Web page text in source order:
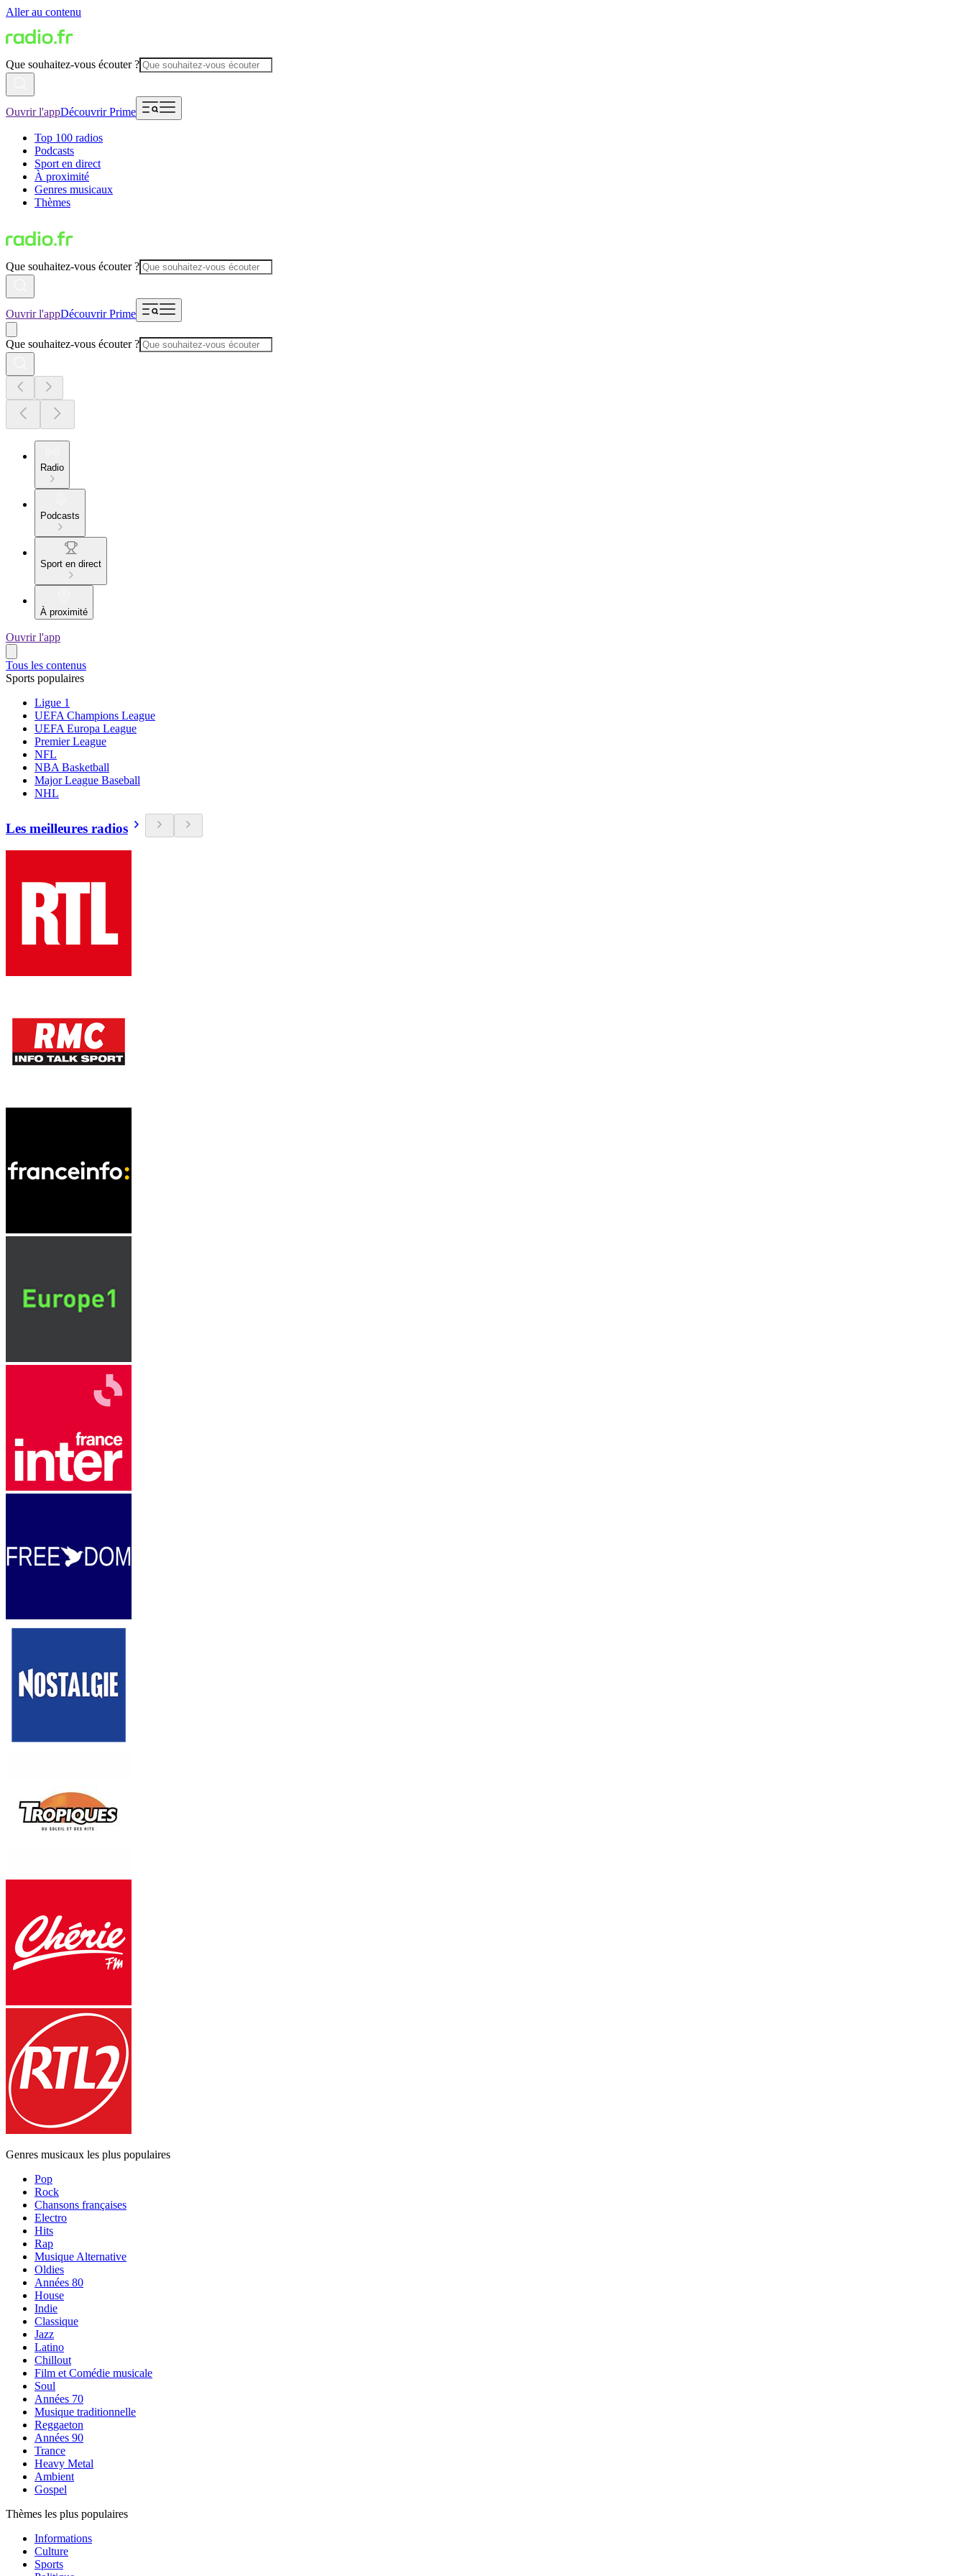
Aller au contenu
Que souhaitez-vous écouter ?
Ouvrir l'appDécouvrir Prime
Top 100 radios
Podcasts
Sport en direct
À proximité
Genres musicaux
Thèmes
Que souhaitez-vous écouter ?
Ouvrir l'appDécouvrir Prime
Que souhaitez-vous écouter ?
Radio
Podcasts
Sport en direct
À proximité
Ouvrir l'app
Tous les contenus
Sports populaires
Ligue 1
UEFA Champions League
UEFA Europa League
Premier League
NFL
NBA Basketball
Major League Baseball
NHL
Les meilleures radios
Genres musicaux les plus populaires
Pop
Rock
Chansons françaises
Electro
Hits
Rap
Musique Alternative
Oldies
Années 80
House
Indie
Classique
Jazz
Latino
Chillout
Film et Comédie musicale
Soul
Années 70
Musique traditionnelle
Reggaeton
Années 90
Trance
Heavy Metal
Ambient
Gospel
Thèmes les plus populaires
Informations
Culture
Sports